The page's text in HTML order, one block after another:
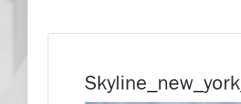
Skyline_new_york_